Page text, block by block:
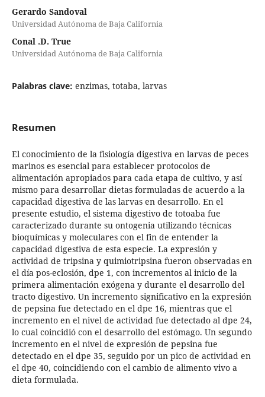
Gerardo Sandoval
Universidad Autónoma de Baja California
Conal .D. True
Universidad Autónoma de Baja California
Palabras clave: enzimas, totaba, larvas
Resumen
El conocimiento de la fisiología digestiva en larvas de peces
marinos es esencial para establecer protocolos de
alimentación apropiados para cada etapa de cultivo, y así
mismo para desarrollar dietas formuladas de acuerdo a la
capacidad digestiva de las larvas en desarrollo. En el
presente estudio, el sistema digestivo de totoaba fue
caracterizado durante su ontogenia utilizando técnicas
bioquímicas y moleculares con el fin de entender la
capacidad digestiva de esta especie. La expresión y
actividad de tripsina y quimiotripsina fueron observadas en
el día pos-eclosión, dpe 1, con incrementos al inicio de la
primera alimentación exógena y durante el desarrollo del
tracto digestivo. Un incremento significativo en la expresión
de pepsina fue detectado en el dpe 16, mientras que el
incremento en el nivel de actividad fue detectado al dpe 24,
lo cual coincidió con el desarrollo del estómago. Un segundo
incremento en el nivel de expresión de pepsina fue
detectado en el dpe 35, seguido por un pico de actividad en
el dpe 40, coincidiendo con el cambio de alimento vivo a
dieta formulada.